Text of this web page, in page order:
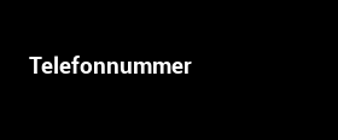
Telefonnummer